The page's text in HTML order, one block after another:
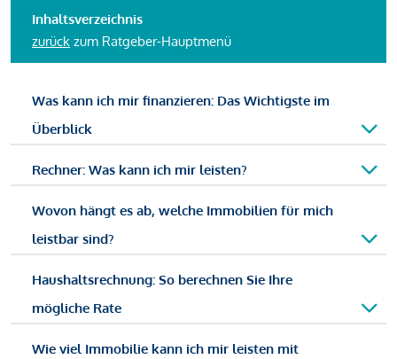
Inhaltsverzeichnis
zurück zum Ratgeber-Hauptmenü
Was kann ich mir finanzieren: Das Wichtigste im
Überblick
Rechner: Was kann ich mir leisten?
Wovon hängt es ab, welche Immobilien für mich
leistbar sind?
Haushaltsrechnung: So berechnen Sie Ihre
mögliche Rate
Wie viel Immobilie kann ich mir leisten mit